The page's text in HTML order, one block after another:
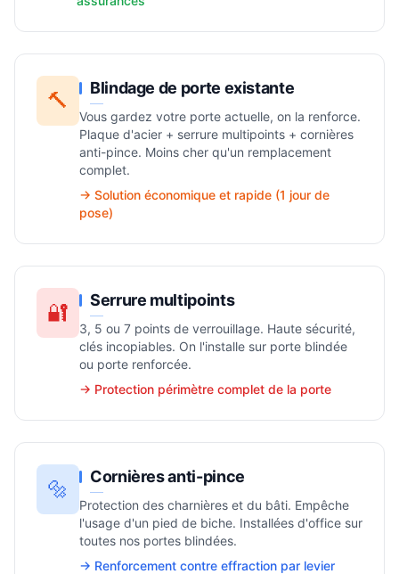
🔨 Blindage de porte existante
Vous gardez votre porte actuelle, on la renforce.
Plaque d'acier + serrure multipoints + cornières
anti-pince. Moins cher qu'un remplacement
complet.
→ Solution économique et rapide (1 jour de
pose)
🔐 Serrure multipoints
3, 5 ou 7 points de verrouillage. Haute sécurité,
clés incopiables. On l'installe sur porte blindée
ou porte renforcée.
→ Protection périmètre complet de la porte
🔩 Cornières anti-pince
Protection des charnières et du bâti. Empêche
l'usage d'un pied de biche. Installées d'office sur
toutes nos portes blindées.
→ Renforcement contre effraction par levier